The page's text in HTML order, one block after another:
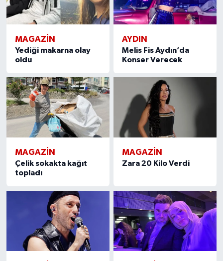
MAGAZIN
Yediği makarna olay
oldu
AYDIN
Melis Fis Aydın’da
Konser Verecek
MAGAZIN
Çelik sokakta kağıt
topladı
MAGAZIN
Zara 20 Kilo Verdi